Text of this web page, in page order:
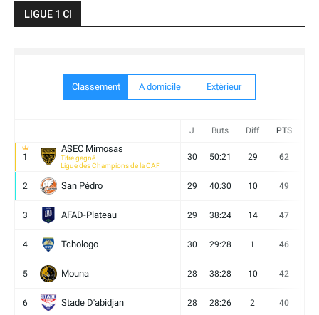
LIGUE 1 CI
Classement A domicile Extèrieur
J Buts Diff PTS
1
ASEC Mimosas
Titre gagné
Ligue des Champions de la CAF
30 50:21 29 62
2 San Pédro 29 40:30 10 49
3 AFAD-Plateau 29 38:24 14 47
4 Tchologo 30 29:28 1 46
5 Mouna 28 38:28 10 42
6 Stade D'abidjan 28 28:26 2 40